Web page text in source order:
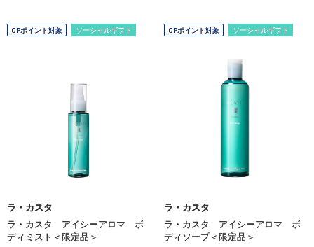
OPポイント対象 ソーシャルギフト
ラ・カスタ
ラ・カスタ アイシーアロマ ボ
ディミスト＜限定品＞
OPポイント対象 ソーシャルギフト
ラ・カスタ
ラ・カスタ アイシーアロマ ボ
ディソープ＜限定品＞